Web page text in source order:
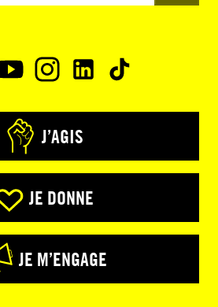
J’AGIS
JE DONNE
JE M’ENGAGE